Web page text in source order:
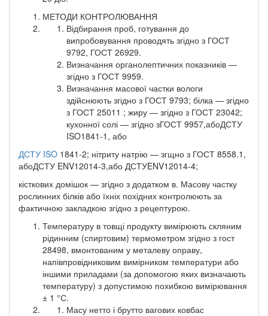
МЕТОДИ КОНТРОЛЮВАННЯ
Відбирання проб, готування до
випробовування проводять згідно з ГОСТ
9792, ГОСТ 26929.
Визначання органолептичних показників —
згідно з ГОСТ 9959.
Визначання масової частки вологи
здійснюють згідно з ГОСТ 9793; білка — згідно
з ГОСТ 25011 ; жиру — згідно з ГОСТ 23042;
кухонної солі — згідно зГОСТ 9957,абоДСТУ
ISO1841-1, або
ДСТУ ISO 1841-2; нітриту натрію — згщно з ГОСТ 8558.1,
абоДСТУ ENV12014-3,або ДСТУENV12014-4;
кісткових домішок — згідно з додатком в. Масову частку
рослинних білків або їхніх похідних контролюють за
фактичною закладкою згідно з рецептурою.
Температуру в товщі продукту вимірюють скляним
рідинним (спиртовим) термометром згідно з гост
28498, вмонтованим у металеву оправу,
напівпровідниковим вимірником температури або
іншими приладами (за допомогою яких визначають
температуру) з допустимою похибкою вимірювання
± 1 °С.
Масу нетто і брутто вагових ковбас